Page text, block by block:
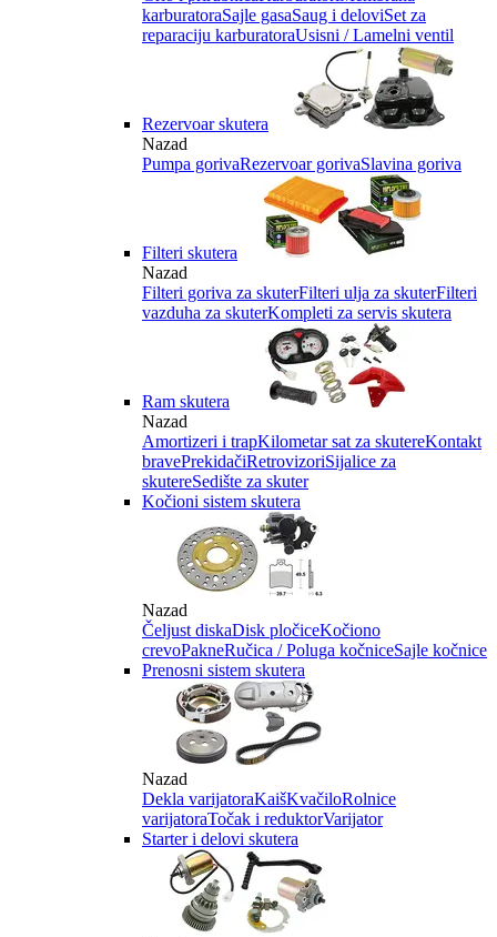
karburatoraSajle gasaSaug i deloviSet za
reparaciju karburatoraUsisni / Lamelni ventil
Rezervoar skutera
Nazad
Pumpa gorivaRezervoar gorivaSlavina goriva
Filteri skutera
Nazad
Filteri goriva za skuterFilteri ulja za skuterFilteri
vazduha za skuterKompleti za servis skutera
Ram skutera
Nazad
Amortizeri i trapKilometar sat za skutereKontakt
bravePrekidačiRetrovizoriSijalice za
skutereSedište za skuter
Kočioni sistem skutera
Nazad
Čeljust diskaDisk pločiceKočiono
crevoPakneRučica / Poluga kočniceSajle kočnice
Prenosni sistem skutera
Nazad
Dekla varijatoraKaišKvačiloRolnice
varijatoraTočak i reduktorVarijator
Starter i delovi skutera